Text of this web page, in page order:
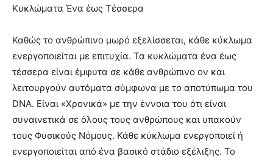
Κυκλώματα Ένα έως Τέσσερα
Καθώς το ανθρώπινο μωρό εξελίσσεται, κάθε κύκλωμα
ενεργοποιείται με επιτυχία. Τα κυκλώματα ένα έως
τέσσερα είναι έμφυτα σε κάθε ανθρώπινο ον και
λειτουργούν αυτόματα σύμφωνα με το αποτύπωμα του
DNA. Είναι «Χρονικά» με την έννοια του ότι είναι
συναινετικά σε όλους τους ανθρώπους και υπακούν
τους Φυσικούς Νόμους. Κάθε κύκλωμα ενεργοποιεί ή
ενεργοποιείται από ένα βασικό στάδιο εξέλιξης. Το